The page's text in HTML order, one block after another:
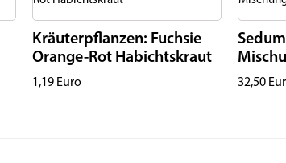
Kräuterpflanzen: Fuchsie
Orange-Rot Habichtskraut
1,19 Euro 32,50